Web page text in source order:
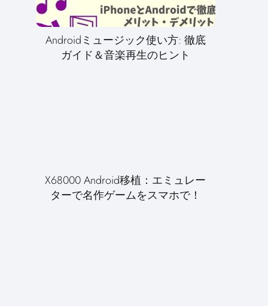
Androidミュージック使い方: 徹底
ガイド＆音楽再生のヒント
X68000 Android移植：エミュレー
ターで名作ゲームをスマホで！